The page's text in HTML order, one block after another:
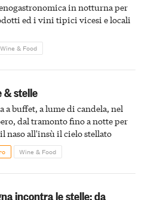
in notturna per
ed i vini tipici vicesi e locali
Wine & Food
& stelle
a buffet, a lume di candela, nel
dal tramonto fino a notte per
naso all'insù il cielo stellato
Wine & Food
incontra le stelle: da